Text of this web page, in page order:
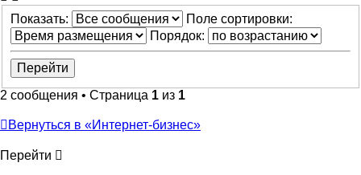
Показать:
Поле сортировки:
Порядок:
2 сообщения • Страница 1 из 1
Вернуться в «Интернет-бизнес»
Перейти